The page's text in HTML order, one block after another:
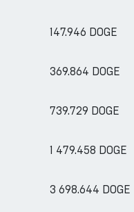
147.946 DOGE
369.864 DOGE
739.729 DOGE
1 479.458 DOGE
3 698.644 DOGE